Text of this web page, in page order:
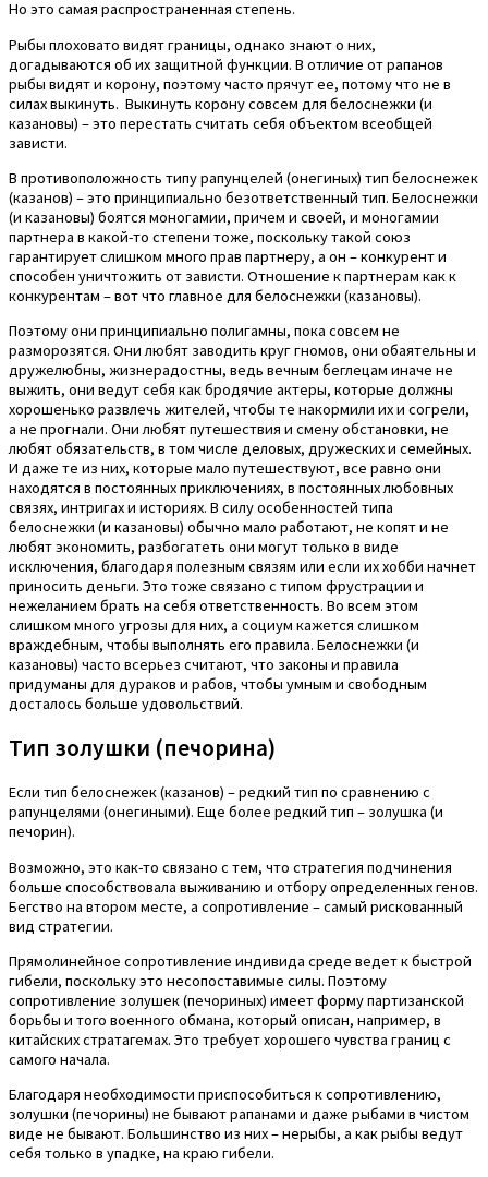
Но это самая распространенная степень.
Рыбы плоховато видят границы, однако знают о них,
догадываются об их защитной функции. В отличие от рапанов
рыбы видят и корону, поэтому часто прячут ее, потому что не в
силах выкинуть. Выкинуть корону совсем для белоснежки (и
казановы) – это перестать считать себя объектом всеобщей
зависти.
В противоположность типу рапунцелей (онегиных) тип белоснежек
(казанов) – это принципиально безответственный тип. Белоснежки
(и казановы) боятся моногамии, причем и своей, и моногамии
партнера в какой-то степени тоже, поскольку такой союз
гарантирует слишком много прав партнеру, а он – конкурент и
способен уничтожить от зависти. Отношение к партнерам как к
конкурентам – вот что главное для белоснежки (казановы).
Поэтому они принципиально полигамны, пока совсем не
разморозятся. Они любят заводить круг гномов, они обаятельны и
дружелюбны, жизнерадостны, ведь вечным беглецам иначе не
выжить, они ведут себя как бродячие актеры, которые должны
хорошенько развлечь жителей, чтобы те накормили их и согрели,
а не прогнали. Они любят путешествия и смену обстановки, не
любят обязательств, в том числе деловых, дружеских и семейных.
И даже те из них, которые мало путешествуют, все равно они
находятся в постоянных приключениях, в постоянных любовных
связях, интригах и историях. В силу особенностей типа
белоснежки (и казановы) обычно мало работают, не копят и не
любят экономить, разбогатеть они могут только в виде
исключения, благодаря полезным связям или если их хобби начнет
приносить деньги. Это тоже связано с типом фрустрации и
нежеланием брать на себя ответственность. Во всем этом
слишком много угрозы для них, а социум кажется слишком
враждебным, чтобы выполнять его правила. Белоснежки (и
казановы) часто всерьез считают, что законы и правила
придуманы для дураков и рабов, чтобы умным и свободным
досталось больше удовольствий.
Тип золушки (печорина)
Если тип белоснежек (казанов) – редкий тип по сравнению с
рапунцелями (онегиными). Еще более редкий тип – золушка (и
печорин).
Возможно, это как-то связано с тем, что стратегия подчинения
больше способствовала выживанию и отбору определенных генов.
Бегство на втором месте, а сопротивление – самый рискованный
вид стратегии.
Прямолинейное сопротивление индивида среде ведет к быстрой
гибели, поскольку это несопоставимые силы. Поэтому
сопротивление золушек (печориных) имеет форму партизанской
борьбы и того военного обмана, который описан, например, в
китайских стратагемах. Это требует хорошего чувства границ с
самого начала.
Благодаря необходимости приспособиться к сопротивлению,
золушки (печорины) не бывают рапанами и даже рыбами в чистом
виде не бывают. Большинство из них – нерыбы, а как рыбы ведут
себя только в упадке, на краю гибели.